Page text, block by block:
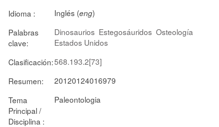
Idioma : Inglés (eng)
Palabras
clave:
Dinosaurios Estegosáuridos Osteología
Estados Unidos
Clasificación:568.193.2[73]
Resumen:
20120124016979
Tema
Principal /
Disciplina :
Paleontologia